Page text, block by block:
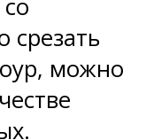
срезать
можно